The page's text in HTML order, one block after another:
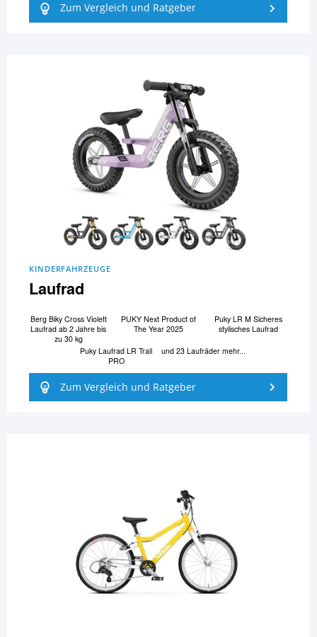
Zum Vergleich und Ratgeber
KINDERFAHRZEUGE
Laufrad
Berg Biky Cross Violett
Laufrad ab 2 Jahre bis
zu 30 kg
PUKY Next Product of
The Year 2025
Puky LR M Sicheres
stylisches Laufrad
Puky Laufrad LR Trail
PRO
und 23 Laufräder mehr...
Zum Vergleich und Ratgeber